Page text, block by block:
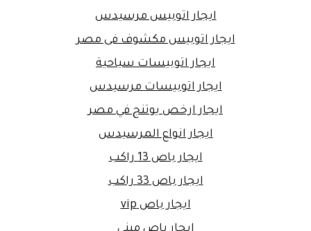
ايجار اتوبيس مرسيدس
ايجار اتوبيس مكشوف فى مصر
ايجار اتوبيسات سياحية
ايجار اتوبيسات مرسيدس
ايجار ارخص يوتنج في مصر
ايجار انواع المرسيدس
ايجار باص 13 راكب
ايجار باص 33 راكب
ايجار باص vip